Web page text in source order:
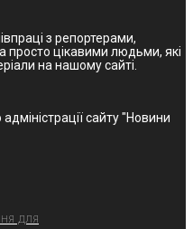
з репортерами,
цікавими людьми, які
на нашому сайті.
сайту "Новини
для